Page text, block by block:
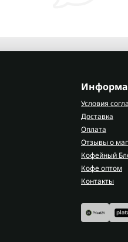
Условия
Доставка
Оплата
Отзывы о
Кофейный
Кофе оптом
Контакты